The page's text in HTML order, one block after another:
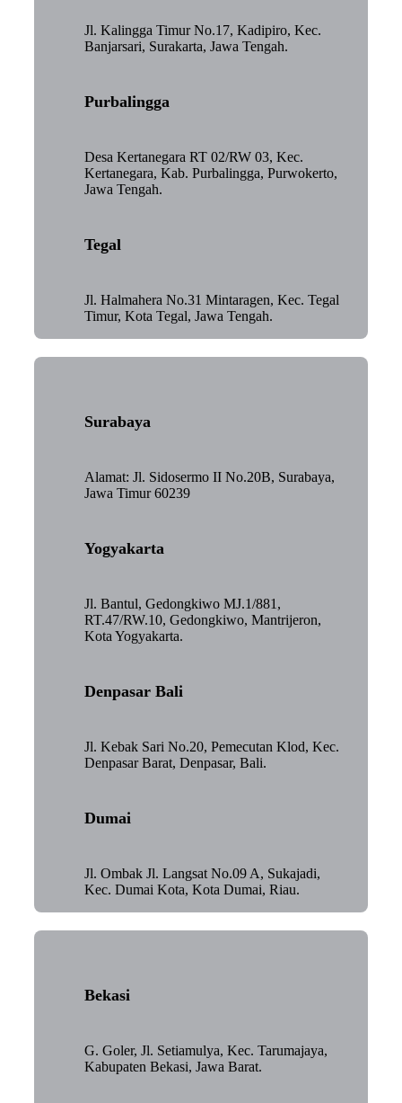
Jl. Kalingga Timur No.17, Kadipiro, Kec.
Banjarsari, Surakarta, Jawa Tengah.
Purbalingga
Desa Kertanegara RT 02/RW 03, Kec.
Kertanegara, Kab. Purbalingga, Purwokerto,
Jawa Tengah.
Tegal
Jl. Halmahera No.31 Mintaragen, Kec. Tegal
Timur, Kota Tegal, Jawa Tengah.
Surabaya
Alamat: Jl. Sidosermo II No.20B, Surabaya,
Jawa Timur 60239
Yogyakarta
Jl. Bantul, Gedongkiwo MJ.1/881,
RT.47/RW.10, Gedongkiwo, Mantrijeron,
Kota Yogyakarta.
Denpasar Bali
Jl. Kebak Sari No.20, Pemecutan Klod, Kec.
Denpasar Barat, Denpasar, Bali.
Dumai
Jl. Ombak Jl. Langsat No.09 A, Sukajadi,
Kec. Dumai Kota, Kota Dumai, Riau.
Bekasi
G. Goler, Jl. Setiamulya, Kec. Tarumajaya,
Kabupaten Bekasi, Jawa Barat.